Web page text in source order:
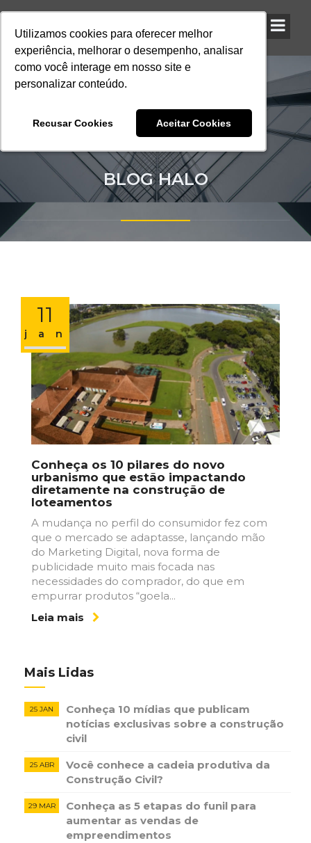
Utilizamos cookies para oferecer melhor
experiência, melhorar o desempenho, analisar
como você interage em nosso site e
personalizar conteúdo.
Recusar Cookies Aceitar Cookies
Utilizamos cookies para oferecer melhor
experiência, melhorar o desempenho, analisar
como você interage em nosso site e
personalizar conteúdo.
Recusar Cookies Aceitar Cookies
Utilizamos cookies para oferecer melhor
experiência, melhorar o desempenho, analisar
como você interage em nosso site e
personalizar conteúdo.
Recusar Cookies Aceitar Cookies
BLOG HALO
11
jan
Conheça os 10 pilares do novo
urbanismo que estão impactando
diretamente na construção de
loteamentos
A mudança no perfil do consumidor fez com
que o mercado se adaptasse, lançando mão
do Marketing Digital, nova forma de
publicidade muito mais focada nas
necessidades do comprador, do que em
empurrar produtos “goela...
Leia mais
Mais Lidas
25 JAN
Conheça 10 mídias que publicam
notícias ​exclusivas sobre​ ​a construção​ ​
civil
25 ABR
Você conhece a cadeia produtiva da
Construção Civil?
29 MAR
Conheça as 5 etapas do funil para
aumentar as vendas de
empreendimentos